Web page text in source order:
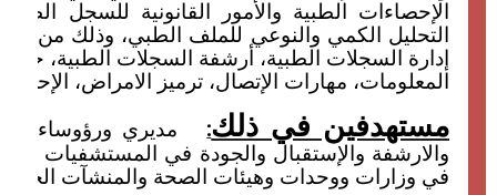
الإحصاءات الطبية والأمور القانونية للسجل
التحليل الكمي والنوعي للملف الطبي، وذلك من
إدارة السجلات الطبية، أرشفة السجلات الطبية،
المعلومات، مهارات الإتصال، ترميز الامراض،
مستهدفين في ذلك:
مديري ورؤوساء
والارشفة والإستقبال والجودة في المستشفيات
في وزارات ووحدات وهيئات الصحة والمنشآت